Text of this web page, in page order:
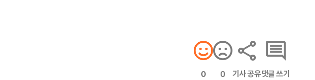
0 0 기사 공유댓글 쓰기